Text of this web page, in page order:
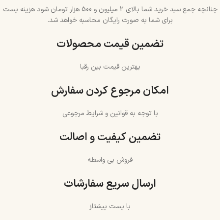
چنانچه جمع سبد خرید شما بالای 2 میلیون و 500 هزار تومان شود هزینه پست
برای شما به صورت رایگان محاسبه خواهد شد.
تضمین قیمت محصولات
بهترین قیمت بین رقبا
امکان مرجوع کردن سفارش
با توجه به قوانین و شرایط مرجوعی
تضمین کیفیت و اصالت
فروش بی واسطه
ارسال سریع سفارشات
با پست پیشتاز